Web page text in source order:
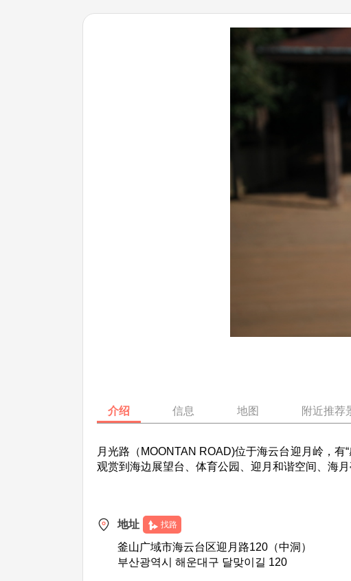
介绍 信息 地图 附近推荐
月光路（MOONTAN ROAD)位于海云台迎月岭，
观赏到海边展望台、体育公园、迎月和谐空间、海月
地址 找路
釜山广域市海云台区迎月路120（中洞）
부산광역시 해운대구 달맞이길 120